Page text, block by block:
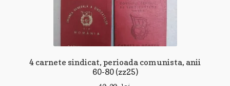
4 carnete sindicat, perioada comunista, anii
60-80 (zz25)